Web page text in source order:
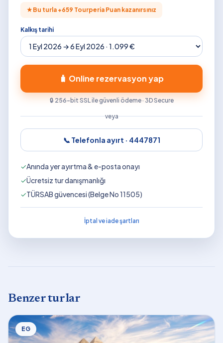
★ Bu turla +659 Tourperia Puan kazanırsınız
Kalkış tarihi
🧳 Online rezervasyon yap
🔒 256-bit SSL ile güvenli ödeme · 3D Secure
veya
📞 Telefonla ayırt · 4447871
✓Anında yer ayırtma & e-posta onayı
✓Ücretsiz tur danışmanlığı
✓TÜRSAB güvencesi (Belge No 11505)
İptal ve iade şartları
Benzer turlar
EG